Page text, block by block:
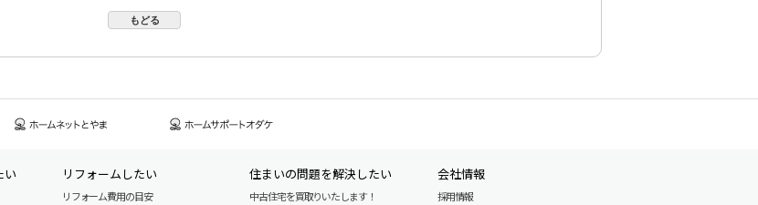
い リフォームしたい
リフォーム費用の目安
住まいの問題を解決したい
中古住宅を買取りいたします！
会社情報
採用情報